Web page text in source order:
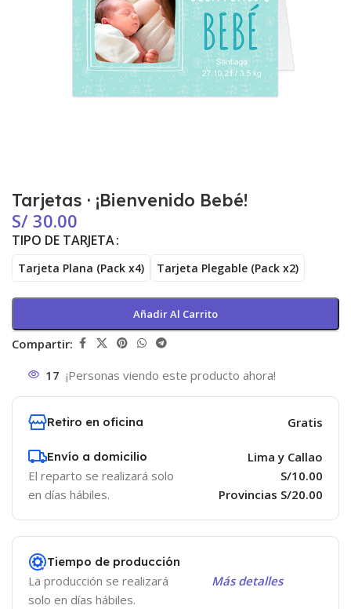
Tarjetas · ¡Bienvenido Bebé!
S/ 30.00
TIPO DE TARJETA
Tarjeta Plana (Pack x4) Tarjeta Plegable (Pack x2)
Añadir Al Carrito
Compartir:
17 ¡Personas viendo este producto ahora!
Retiro en oficina Gratis
Envío a domicilio
El reparto se realizará solo
en días hábiles.
Lima y Callao
S/10.00
Provincias S/20.00
Tiempo de producción
La producción se realizará
solo en días hábiles.
Más detalles